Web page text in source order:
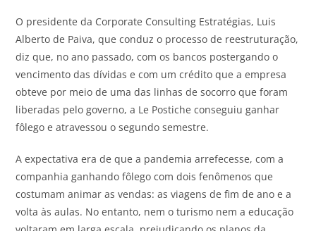
O presidente da Corporate Consulting Estratégias, Luis
Alberto de Paiva, que conduz o processo de reestruturação,
diz que, no ano passado, com os bancos postergando o
vencimento das dívidas e com um crédito que a empresa
obteve por meio de uma das linhas de socorro que foram
liberadas pelo governo, a Le Postiche conseguiu ganhar
fôlego e atravessou o segundo semestre.
A expectativa era de que a pandemia arrefecesse, com a
companhia ganhando fôlego com dois fenômenos que
costumam animar as vendas: as viagens de fim de ano e a
volta às aulas. No entanto, nem o turismo nem a educação